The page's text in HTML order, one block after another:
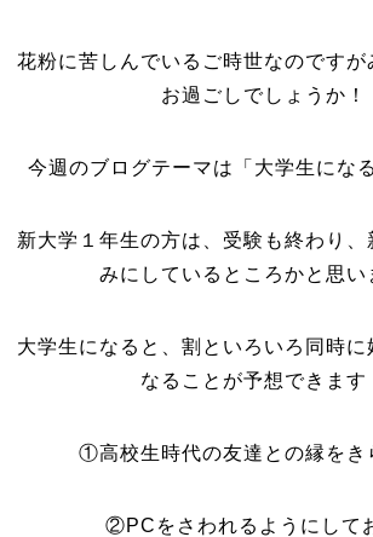
花粉に苦しんでいるご時世なのですが
お過ごしでしょうか！
今週のブログテーマは「大学生にな
新大学１年生の方は、受験も終わり、
みにしているところかと思い
大学生になると、割といろいろ同時に
なることが予想できます
①高校生時代の友達との縁をき
②PCをさわれるようにして